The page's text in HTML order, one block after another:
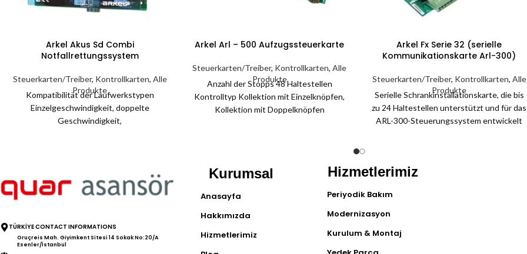
Arkel Akus Sd Combi
Notfallrettungssystem
Steuerkarten/Treiber, Kontrollkarten, Alle
Produkte
Kompatibilität der Laufwerkstypen
Einzelgeschwindigkeit, doppelte
Geschwindigkeit,
intelligenten Batterieladesystem
funktionieren Sprachoptionen Türkisch
Entspricht der Norm EN81-1 BATTERIE
UND TRANSFORMATOR SIND
AUSGESCHLOSSEN.
Arkel Arl – 500 Aufzugssteuerkarte
Steuerkarten/Treiber, Kontrollkarten,Alle
Produkte
Anzahl der Stopps 48 Haltestellen
Kontrolltyp Kollektion mit Einzelknöpfen,
Kollektion mit Doppelknöpfen
Aufzugsgeschwindigkeit (maximal) 2,5 m/s
Magnetschalter-Encoder-System
Automatische Türsteuerung Einzeltür,
Anzeigeausgänge 7-Segment-
Grau-/Binärcode-LCD-Ausgang
Arkel Fx Serie 32 (serielle
Kommunikationskarte Arl-300)
Steuerkarten/Treiber, Kontrollkarten, Alle
Produkte
Serielle Schrankinstallationskarte, die bis
zu 24 Haltestellen unterstützt und für das
ARL-300-Steuerungssystem entwickelt
verwendet werden Möglichkeit zur
Aufnahmeendes mit dem Jumper darauf
Gray-/Binärcode-Ausgänge, die über das
angepasst werden können Möglichkeit,
TÜRKİYE CONTACT INFORMATIONS
Oruçreis Mah. Giyimkent Sitesi 14 Sokak No:20/A
Esenler/İstanbul
Kurumsal
Anasayfa
Hakkımızda
Hizmetlerimiz
Hizmetlerimiz
Periyodik Bakım
Modernizasyon
Kurulum & Montaj